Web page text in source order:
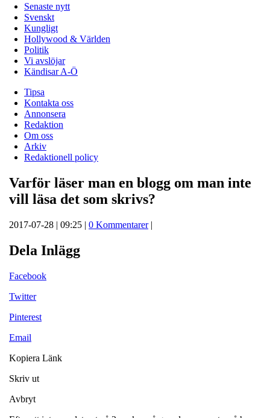
Senaste nytt
Svenskt
Kungligt
Hollywood & Världen
Politik
Vi avslöjar
Kändisar A-Ö
Tipsa
Kontakta oss
Annonsera
Redaktion
Om oss
Arkiv
Redaktionell policy
Varför läser man en blogg om man inte
vill läsa det som skrivs?
2017-07-28 | 09:25 | 0 Kommentarer|
Dela Inlägg
Facebook
Twitter
Pinterest
Email
Kopiera Länk
Skriv ut
Avbryt